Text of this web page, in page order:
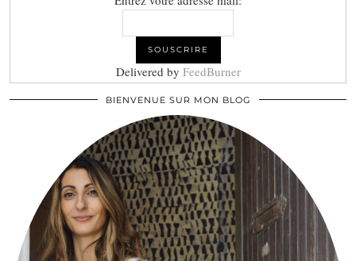
Delivered by FeedBurner
BIENVENUE SUR MON BLOG